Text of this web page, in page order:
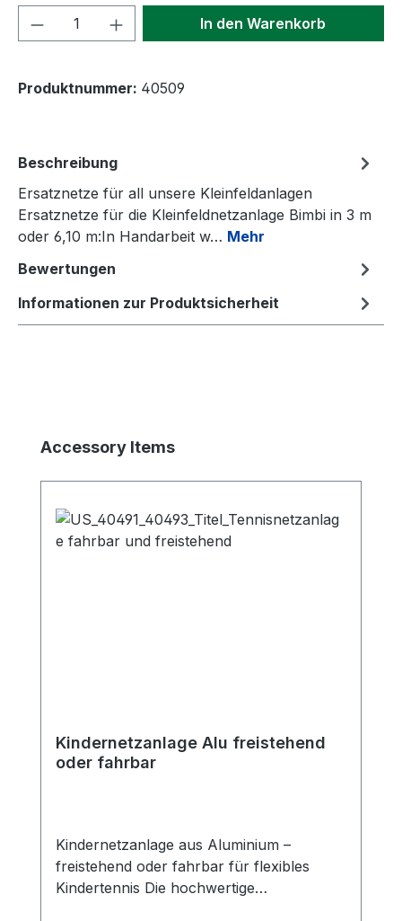
Produkt Anzahl: Gib denIn den Warenkorb
Produktnummer: 40509
Beschreibung
Ersatznetze für all unsere Kleinfeldanlagen
Ersatznetze für die Kleinfeldnetzanlage Bimbi in 3 m
oder 6,10 m:In Handarbeit w… Mehr
Bewertungen
Informationen zur Produktsicherheit
Produktgalerie überspringen
Accessory Items
Kindernetzanlage Alu freistehend
oder fahrbar
Kindernetzanlage aus Aluminium –
freistehend oder fahrbar für flexibles
Kindertennis Die hochwertige